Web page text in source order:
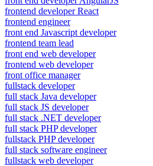
frontend developer React
frontend engineer
front end Javascript developer
frontend team lead
front end web developer
frontend web developer
front office manager
fullstack developer
full stack Java developer
full stack JS developer
full stack .NET developer
full stack PHP developer
fullstack PHP developer
full stack software engineer
fullstack web developer